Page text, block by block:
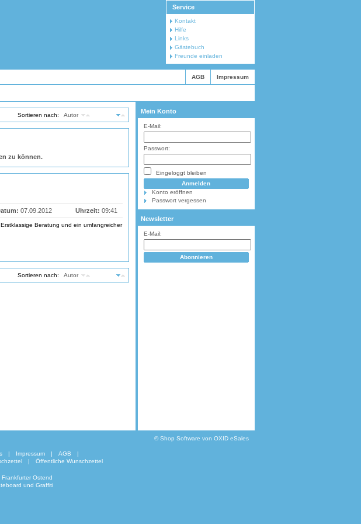
Service
Kontakt
Hilfe
Links
Gästebuch
Freunde einladen
AGB Impressum
Mein Konto
E-Mail:
Passwort:
Eingeloggt bleiben
Konto eröffnen
Passwort vergessen
Newsletter
E-Mail:
Sortieren nach: Autor
zu können.
07.09.2012 Uhrzeit: 09:41
Beratung und ein umfangreicher
Sortieren nach: Autor
©Shop Software von OXID eSales
| Impressum | AGB
|
| Öffentliche Wunschzettel
Ostend
und Graffiti